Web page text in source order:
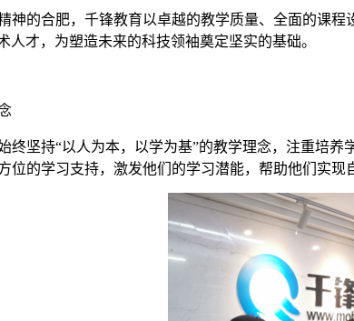
的合肥，千锋教育以卓越的教学质量、全面的课程
人才，为塑造未来的科技领袖奠定坚实的基础。
坚持“以人为本，以学为基”的教学理念，注重培养
位的学习支持，激发他们的学习潜能，帮助他们实现